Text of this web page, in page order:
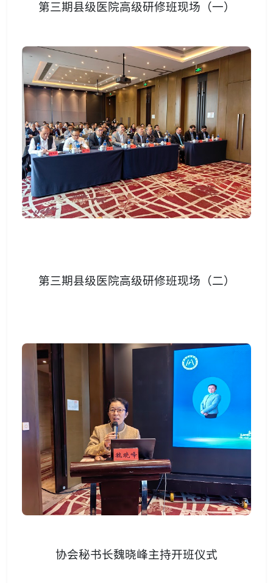
第三期县级医院高级研修班现场（一）
第三期县级医院高级研修班现场（二）
协会秘书长魏晓峰主持开班仪式